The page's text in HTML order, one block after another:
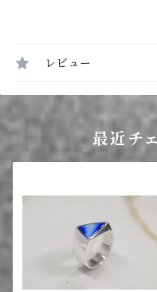
レビュー
最近チ